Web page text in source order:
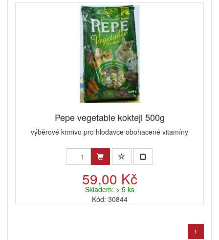
Pepe vegetable koktejl 500g
výběrové krmivo pro hlodavce obohacené vitamíny
59,00 Kč
Skladem: > 5 ks
Kód: 30844
1